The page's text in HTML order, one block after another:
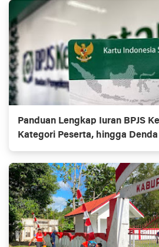
Panduan Lengkap Iuran BPJS
Kategori Peserta, hingga Denda